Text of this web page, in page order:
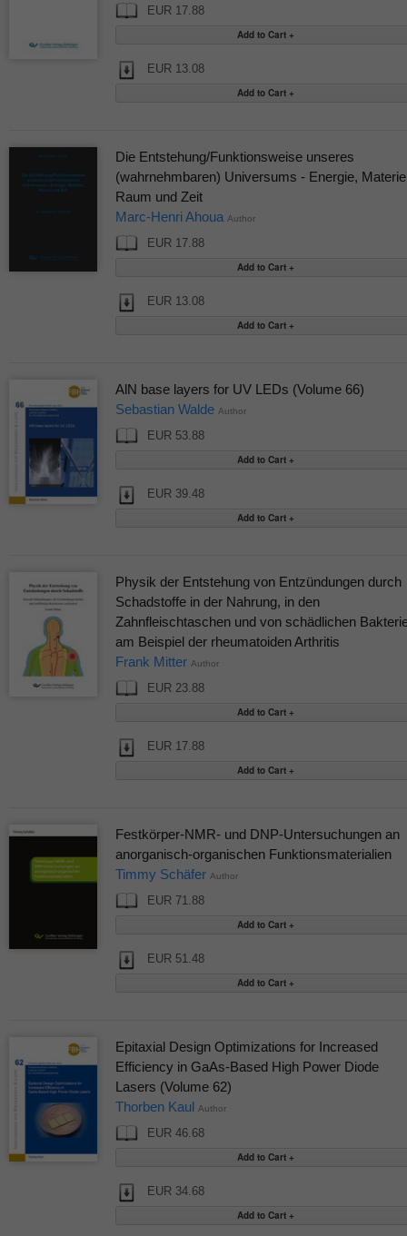
EUR 17.88
EUR 13.08
Die Entstehung/Funktionsweise unseres
(wahrnehmbaren) Universums - Energie,
Raum und Zeit
Marc-Henri Ahoua Author
EUR 17.88
EUR 13.08
AlN base layers for UV LEDs (Volume 66)
Sebastian Walde Author
EUR 53.88
EUR 39.48
Physik der Entstehung von Entzündungen durch
Schadstoffe in der Nahrung, in den
Zahnfleischtaschen und von schädlichen
am Beispiel der rheumatoiden Arthritis
Frank Mitter Author
EUR 23.88
EUR 17.88
Festkörper-NMR- und DNP-Untersuchungen an
anorganisch-organischen Funktionsmaterialien
Timmy Schäfer Author
EUR 71.88
EUR 51.48
Epitaxial Design Optimizations for Increased
Efficiency in GaAs-Based High Power Diode
Lasers (Volume 62)
Thorben Kaul Author
EUR 46.68
EUR 34.68